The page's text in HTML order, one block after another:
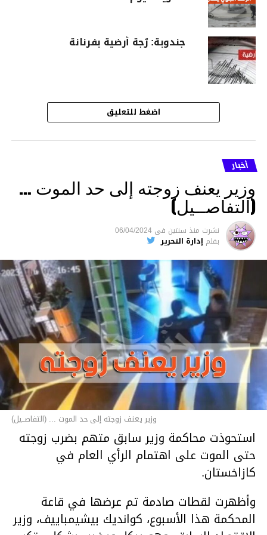
جندوبة: رّجة أرضية بفرنانة
اضغط للتعليق
أخبار
وزير يعنف زوجته إلى حد الموت …
(التفاصــيل)
نشرت منذ سنتين فى 06/04/2024
بقلم إدارة التحرير
وزير يعنف زوجته إلى حد الموت ... (التفاصــيل)
استحوذت محاكمة وزير سابق متهم بضرب زوجته
حتى الموت على اهتمام الرأي العام في
كازاخستان.
وأظهرت لقطات صادمة تم عرضها في قاعة
المحكمة هذا الأسبوع، كوانديك بيشيمباييف، وزير